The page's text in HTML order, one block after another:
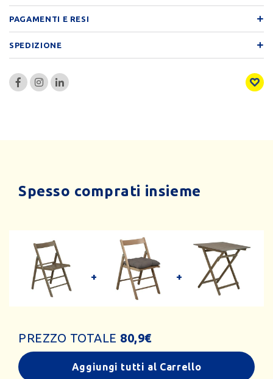
PAGAMENTI E RESI
SPEDIZIONE
Spesso comprati insieme
PREZZO TOTALE 80,9€
Aggiungi tutti al Carrello